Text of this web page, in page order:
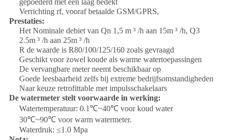
gepoederd met een laag bedekt
Verrichting rf, vooraf betaalde GSM/GPRS,
Prestaties:
Het Nominale debiet van Qn 1,5 m ³ /h aan 15m ³ /h, Q3
2.5m ³ /h aan 25m ³ /h
R de waarde is R80/100/125/160 zoals gevraagd
Geschikt voor zowel koude als warme watertoepassingen
De vervangbare meter neemt beschikbaar op
Goede leesbaarheid zelfs bij extreme bedrijfsomstandigheden
Naar keuze retrofittable met impulsschakelaars
De watermeter stelt voorwaarde in werking:
Watertemperatuur: 0.1℃~40℃ voor koud water
30℃~90℃ voor warm watermeter.
Waterdruk: ≤1.0 Mpa